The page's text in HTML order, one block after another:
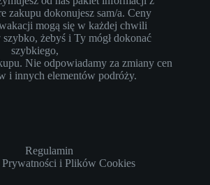
zakupu dokonujesz sam/a. Ceny
mogą się w każdej chwili
żebyś i Ty mógł dokonać
szybkiego,
Nie odpowiadamy za zmiany cen
i innych elementów podróży.
Regulamin
i Plików Cookies